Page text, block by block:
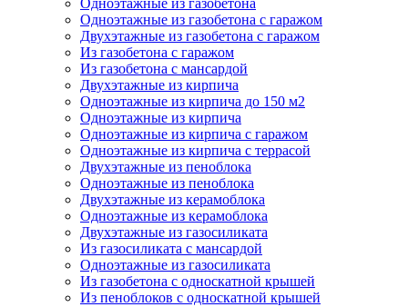
Одноэтажные из газобетона
Одноэтажные из газобетона с гаражом
Двухэтажные из газобетона с гаражом
Из газобетона с гаражом
Из газобетона с мансардой
Двухэтажные из кирпича
Одноэтажные из кирпича до 150 м2
Одноэтажные из кирпича
Одноэтажные из кирпича с гаражом
Одноэтажные из кирпича с террасой
Двухэтажные из пеноблока
Одноэтажные из пеноблока
Двухэтажные из керамоблока
Одноэтажные из керамоблока
Двухэтажные из газосиликата
Из газосиликата с мансардой
Одноэтажные из газосиликата
Из газобетона с односкатной крышей
Из пеноблоков с односкатной крышей